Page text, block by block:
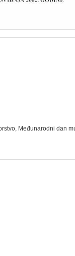
Međunarodni dan